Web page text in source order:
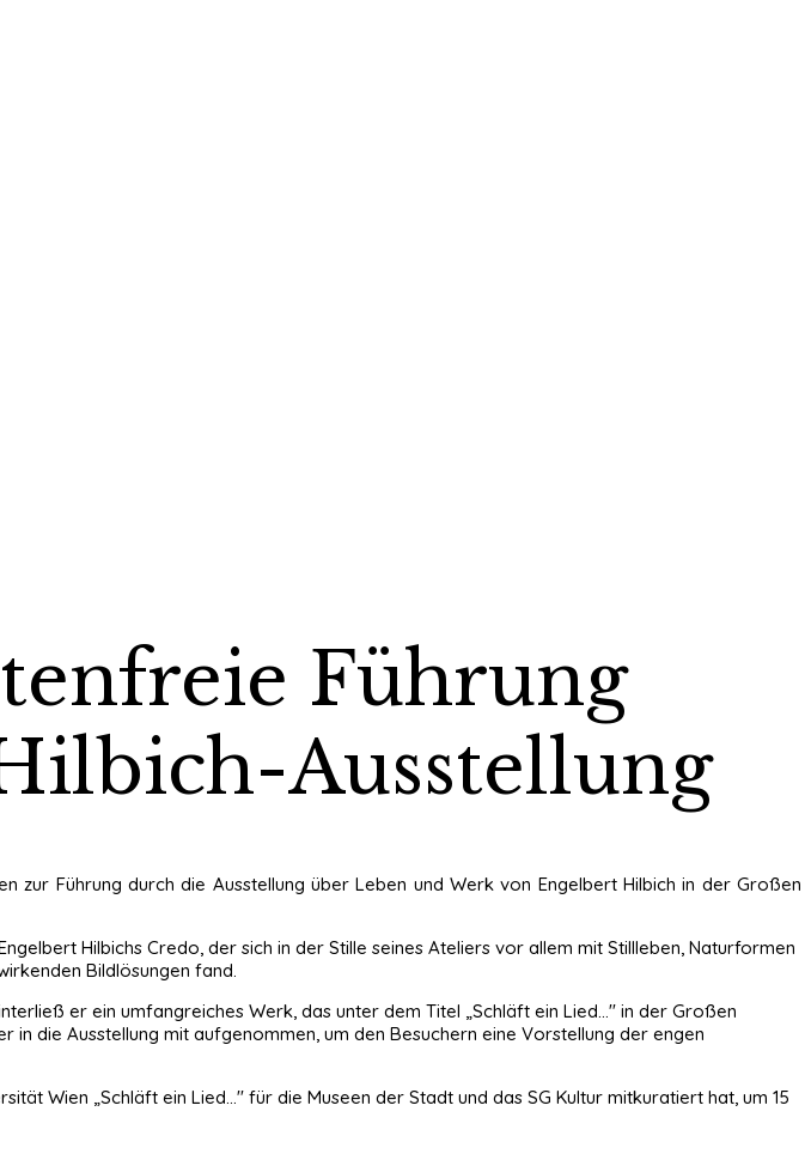
Führung
Ausstellung
zur Führung durch die Ausstellung über Leben und Werk von Engelbert Hilbich in der Großen
Hilbichs Credo, der sich in der Stille seines Ateliers vor allem mit Stillleben, Naturformen
Bildlösungen fand.
er ein umfangreiches Werk, das unter dem Titel „Schläft ein Lied..." in der Großen
die Ausstellung mit aufgenommen, um den Besuchern eine Vorstellung der engen
Wien „Schläft ein Lied..." für die Museen der Stadt und das SG Kultur mitkuratiert hat, um 15